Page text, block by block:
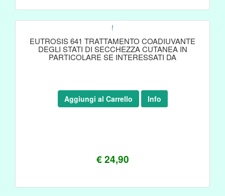
!
EUTROSIS 641 TRATTAMENTO COADIUVANTE
DEGLI STATI DI SECCHEZZA CUTANEA IN
PARTICOLARE SE INTERESSATI DA
€ 24,90
Aggiungi al Carrello Info